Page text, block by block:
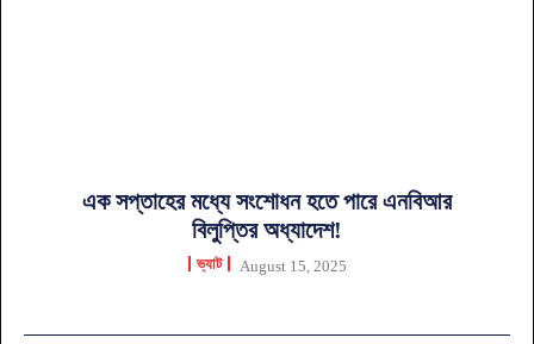
এক সপ্তাহের মধ্যে সংশোধন হতে পারে এনবিআর
বিলুপ্তির অধ্যাদেশ!
ভ্যাট August 15, 2025